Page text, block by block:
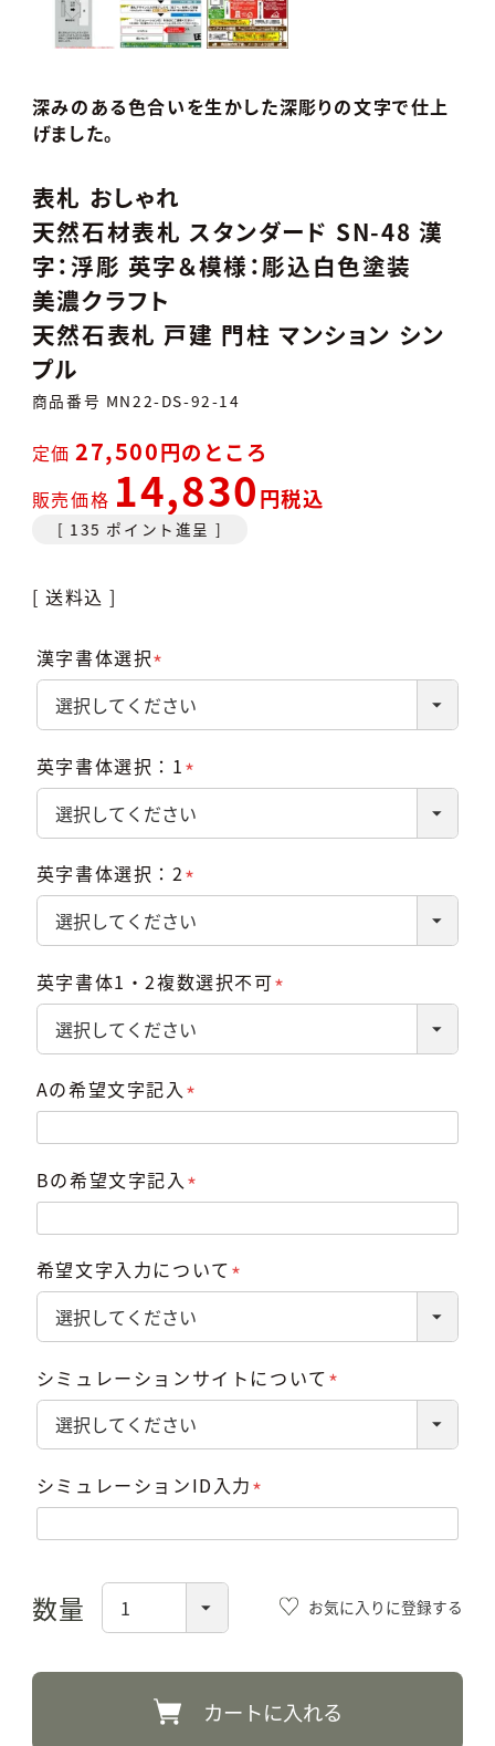
深みのある色合いを生かした深彫りの文字で仕上
げました。
表札 おしゃれ
天然石材表札 スタンダード SN-48 漢
字：浮彫 英字＆模様：彫込白色塗装
美濃クラフト
天然石表札 戸建 門柱 マンション シン
プル
商品番号 MN22-DS-92-14
定価 27,500 のところ
販売価格 14,830 税込
[ 135 ポイント進呈 ]
送料込
漢字書体選択
(必
須)
英字書体選択：1
須)
英字書体選択：2
須)
英字書体1・2複数選択不可
Aの希望文字記入
須)
Bの希望文字記入
須)
希望文字入力について
シミュレーションサイトについて
シミュレーションID入力
須)
お気に入りに登録する
カートに入れる